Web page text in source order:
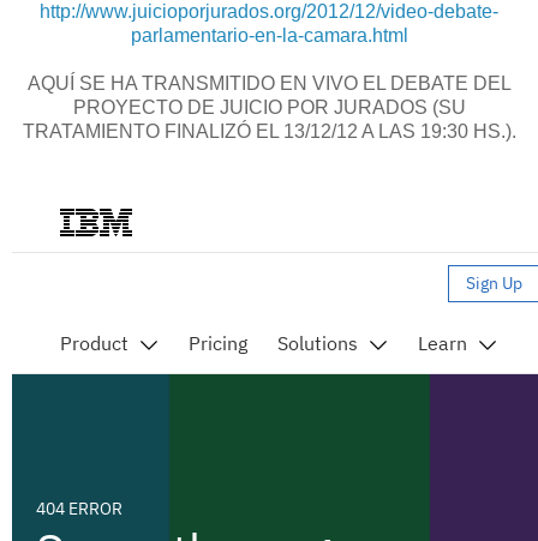
http://www.juicioporjurados.org/2012/12/video-debate-
parlamentario-en-la-camara.html
AQUÍ SE HA TRANSMITIDO EN VIVO EL DEBATE DEL
PROYECTO DE JUICIO POR JURADOS (SU
TRATAMIENTO FINALIZÓ EL 13/12/12 A LAS 19:30 HS.).